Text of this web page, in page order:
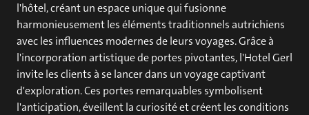
l'hôtel, créant un espace unique qui fusionne
harmonieusement les éléments traditionnels autrichiens
avec les influences modernes de leurs voyages. Grâce à
l'incorporation artistique de portes pivotantes, l'Hotel Gerl
invite les clients à se lancer dans un voyage captivant
d'exploration. Ces portes remarquables symbolisent
l'anticipation, éveillent la curiosité et créent les conditions